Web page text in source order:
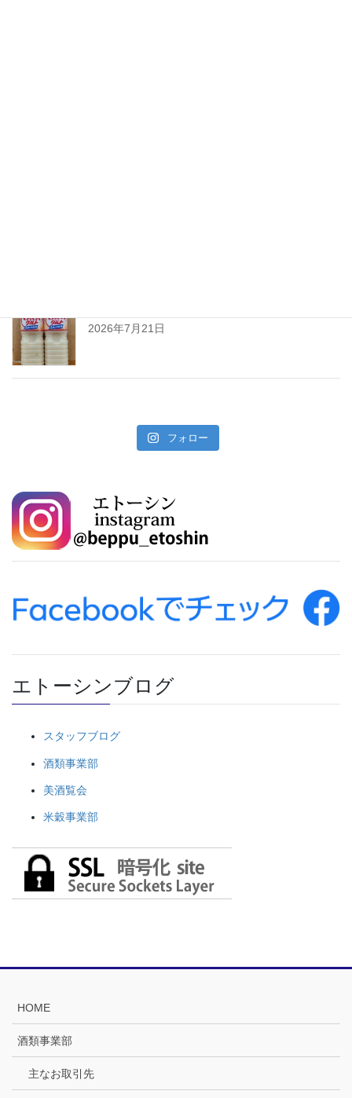
2026年7月21日
フォロー
エトーシンブログ
スタッフブログ
酒類事業部
美酒覧会
米穀事業部
HOME
酒類事業部
主なお取引先